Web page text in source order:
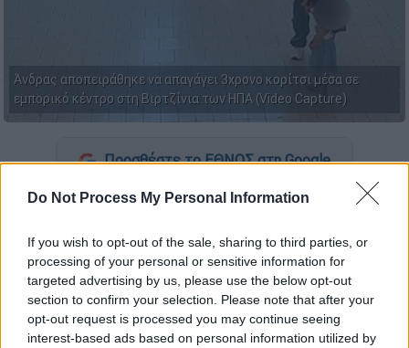
Do Not Process My Personal Information
If you wish to opt-out of the sale, sharing to third parties, or
processing of your personal or sensitive information for
targeted advertising by us, please use the below opt-out
section to confirm your selection. Please note that after your
opt-out request is processed you may continue seeing
interest-based ads based on personal information utilized by
Άνδρας αποπειράθηκε να απαγάγει 3χρονο κορίτσι μέσα σε
εμπορικό κέντρο στη Βιρτζίνια των ΗΠΑ (Video Capture)
Προσθέστε το ΕΘΝΟΣ στη Google
Σε σοκαριστικό βίντεο απόεμπορικό κέντρο
της
Βιρτζίνια τωνΗΠΑ
καταγράφηκε
26χρονος άνδρας ναεπιχειρεί να απαγάγει
3χρονο κορίτσι.
ΔΙΑΒΑΣΤΕ ΕΠΙΣΗΣ